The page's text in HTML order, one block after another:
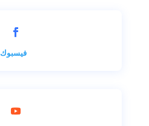
فيسبوك